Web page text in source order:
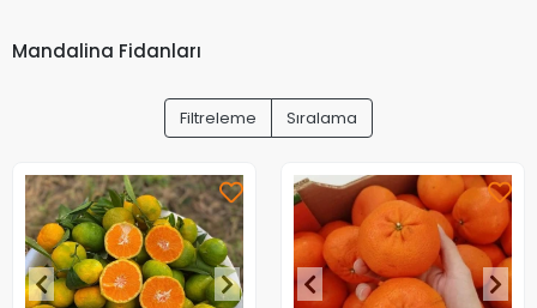
Mandalina Fidanları
Filtreleme Sıralama